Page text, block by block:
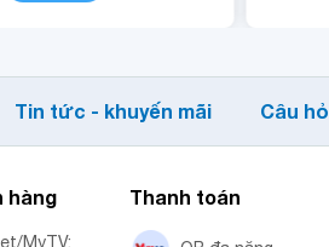
Tin tức - khuyến mãi Câu
hàng
MyTV:
Thanh toán